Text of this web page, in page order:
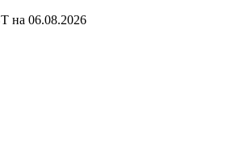
на 06.08.2026